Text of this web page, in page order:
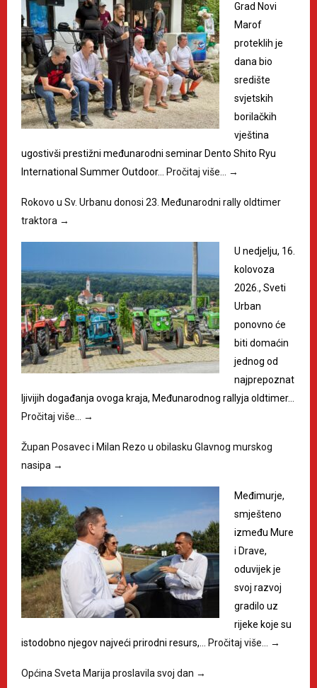
Grad Novi
Marof
proteklih je
dana bio
središte
svjetskih
borilačkih
vještina
ugostivši prestižni međunarodni seminar Dento Shito Ryu
International Summer Outdoor… Pročitaj više… →
Rokovo u Sv. Urbanu donosi 23. Međunarodni rally oldtimer
traktora →
U nedjelju, 16.
kolovoza
2026., Sveti
Urban
ponovno će
biti domaćin
jednog od
najprepoznat
ljivijih događanja ovoga kraja, Međunarodnog rallyja oldtimer…
Pročitaj više…
→
Župan Posavec i Milan Rezo u obilasku Glavnog murskog
nasipa →
Međimurje,
smješteno
između Mure
i Drave,
oduvijek je
svoj razvoj
gradilo uz
rijeke koje su
istodobno njegov najveći prirodni resurs,… Pročitaj više… →
Općina Sveta Marija proslavila svoj dan →